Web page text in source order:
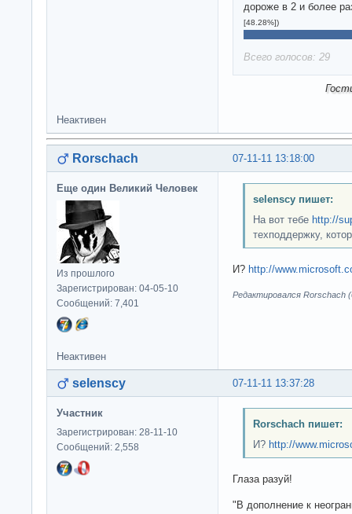
дороже в 2 и более
[48.28%])
Всего голосов: 29
Неактивен
07-11-11 13:18:00
Rorschach
Еще один Великий Человек
Из прошлого
Зарегистрирован: 04-05-10
Сообщений: 7,401
selenscy пишет:
На вот тебе http://
техподдержку,
И? http://
Редактировался Rorschach
Неактивен
07-11-11 13:37:28
selenscy
Участник
Зарегистрирован: 28-11-10
Сообщений: 2,558
Rorschach пишет:
И? http://
Глаза разуй!
"В дополнение к